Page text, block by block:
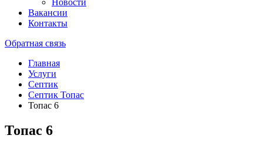
Новости
Вакансии
Контакты
Обратная связь
Главная
Услуги
Септик
Септик Топас
Топас 6
Топас 6